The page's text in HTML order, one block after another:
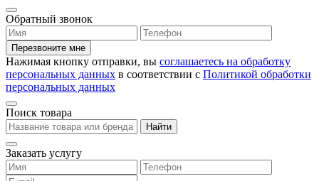
Обратный звонок
Перезвоните мне
Нажимая кнопку отправки, вы соглашаетесь на обработку
персональных данных в соответствии с Политикой обработки
персональных данных
Поиск товара
Найти
Заказать услугу